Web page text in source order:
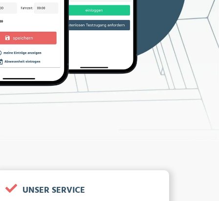
UNSER SERVICE